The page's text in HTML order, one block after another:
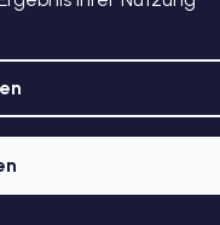
EINKAUF